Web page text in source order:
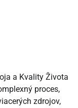
a Kvality Života
proces,
zdrojov,